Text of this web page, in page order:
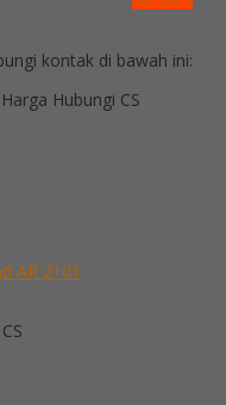
kontak di bawah ini:
Hubungi CS
AR 2101